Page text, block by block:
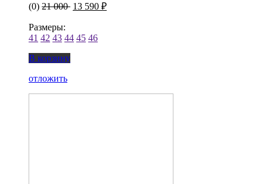
(0) 21 000 13 590 ₽
Размеры:
41 42 43 44 45 46
В корзину
отложить